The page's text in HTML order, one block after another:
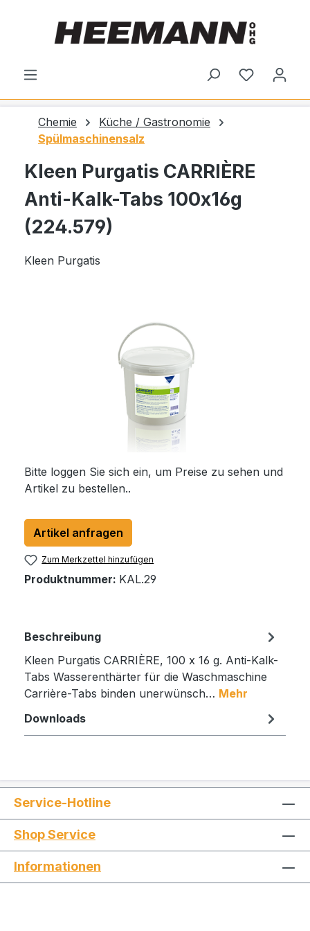
Du hast 0
Chemie
Küche / Gastronomie
Spülmaschinensalz
Kleen Purgatis CARRIÈRE
Anti-Kalk-Tabs 100x16g
(224.579)
Kleen Purgatis
Bitte loggen Sie sich ein, um Preise zu sehen und
Artikel zu bestellen..
Artikel anfragen
Zum Merkzettel hinzufügen
Produktnummer: KAL.29
Beschreibung
Kleen Purgatis CARRIÈRE, 100 x 16 g. Anti-Kalk-
Tabs Wasserenthärter für die Waschmaschine
Carrière-Tabs binden unerwünsch… Mehr
Downloads
Service-Hotline
Shop Service
Informationen